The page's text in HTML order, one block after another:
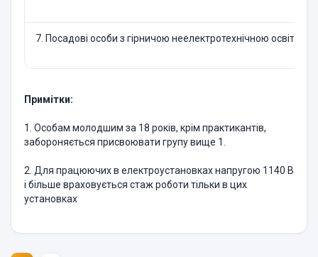
7. Посадові особи з гірничою неелектротехнічною освітою
Примітки:
1. Особам молодшим за 18 років, крім практикантів,
забороняється присвоювати групу вище 1.
2. Для працюючих в електроустановках напругою 1140 В
і більше враховується стаж роботи тільки в цих
установках